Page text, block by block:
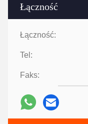
Łączność
Łączność:
Tel:
Faks: